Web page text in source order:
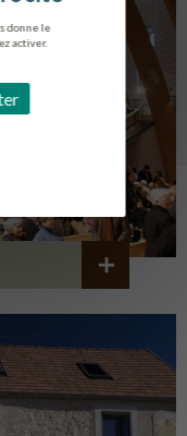
donne le
activer.